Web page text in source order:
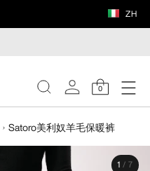
ZH
0
Satoro美利奴羊毛保暖裤
1 / 7